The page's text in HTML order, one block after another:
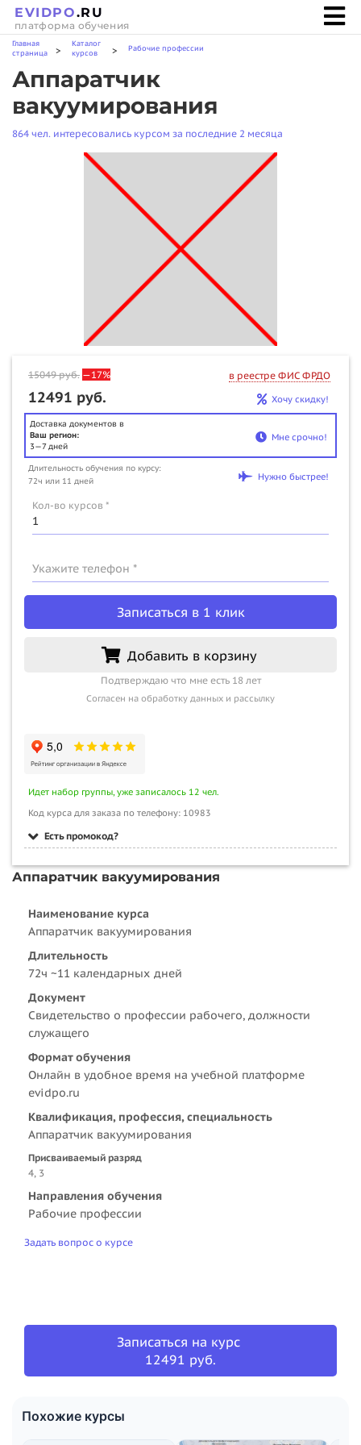
EVIDPO.RU
платформа обучения
Главная
страница
>
Каталог
курсов
> Рабочие профессии
Аппаратчик
вакуумирования
864 чел. интересовались курсом за последние 2 месяца
15049руб. —17% в реестре ФИС ФРДО
12491 руб. Хочу скидку!
Доставка документов в
Ваш регион:
3—7 дней
Мне срочно!
Длительность обучения по курсу:
72ч или 11 дней
Нужно быстрее!
Кол-во курсов *
Укажите телефон *
Записаться в 1 клик
Добавить в корзину
Подтверждаю что мне есть 18 лет
Согласен на обработку данных и рассылку
Идет набор группы, уже записалось 12 чел.
Код курса для заказа по телефону: 10983
Есть промокод?
Аппаратчик вакуумирования
Наименование курса
Аппаратчик вакуумирования
Длительность
72ч ~11 календарных дней
Документ
Свидетельство о профессии рабочего, должности
служащего
Формат обучения
Онлайн в удобное время на учебной платформе
evidpo.ru
Квалификация, профессия, специальность
Аппаратчик вакуумирования
Присваиваемый разряд
4, 3
Направления обучения
Рабочие профессии
Задать вопрос о курсе
Записаться на курс
12491 руб.
Похожие курсы